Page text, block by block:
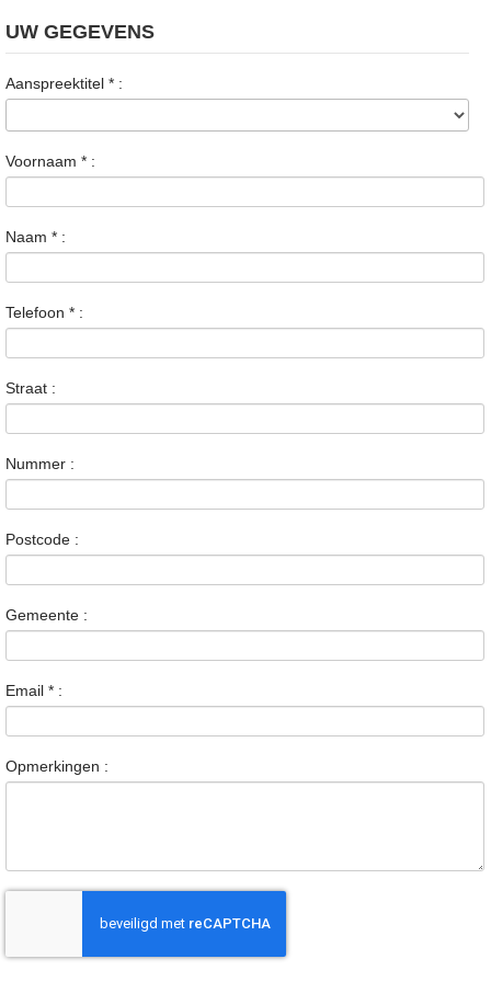
UW GEGEVENS
Aanspreektitel * :
Voornaam * :
Naam * :
Telefoon * :
Straat :
Nummer :
Postcode :
Gemeente :
Email * :
Opmerkingen :